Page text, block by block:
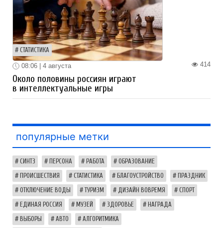
СТАТИСТИКА
414
08:06 | 4 августа
Около половины россиян играют
в интеллектуальные игры
популярные метки
СИНТЗ ПЕРСОНА РАБОТА ОБРАЗОВАНИЕ
ПРОИСШЕСТВИЯ СТАТИСТИКА БЛАГОУСТРОЙСТВО ПРАЗДНИК
ОТКЛЮЧЕНИЕ ВОДЫ ТУРИЗМ ДИЗАЙН ВОВРЕМЯ СПОРТ
ЕДИНАЯ РОССИЯ МУЗЕЙ ЗДОРОВЬЕ НАГРАДА
ВЫБОРЫ АВТО АЛГОРИТМИКА